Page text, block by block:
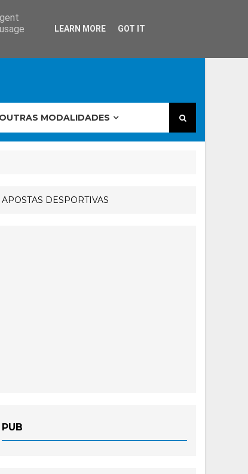
OUTRAS MODALIDADES
APOSTAS DESPORTIVAS
PUB
LEARN MORE GOT IT